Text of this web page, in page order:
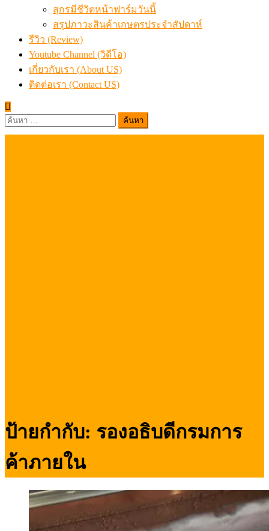
สุกรมีชีวิตหน้าฟาร์มวันนี้
สรุปภาวะสินค้าเกษตรประจำสัปดาห์
รีวิว (Review)
Youtube Channel (วิดีโอ)
เกี่ยวกับเรา (About US)
ติดต่อเรา (Contact US)
ค้นหา
สำหรับ:
ป้ายกำกับ: รองอธิบดีกรมการ
ค้าภายใน